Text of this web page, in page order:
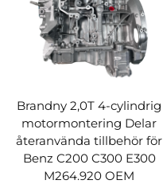
Brandny 2,0T 4-cylindrig
motormontering Delar
återanvända tillbehör för
Benz C200 C300 E300
M264.920 OEM